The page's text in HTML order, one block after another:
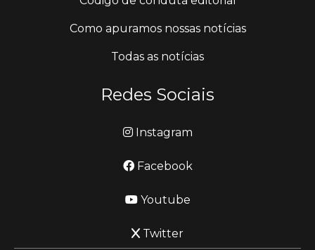
Como apuramos nossas notícias
Todas as notícias
Redes Sociais
Instagram
Facebook
Youtube
Twitter